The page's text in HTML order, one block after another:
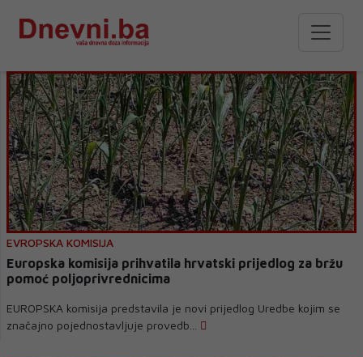
EVROPSKA KOMISIJA
Europska komisija prihvatila hrvatski prijedlog za bržu
pomoć poljoprivrednicima
EUROPSKA komisija predstavila je novi prijedlog Uredbe kojim se
značajno pojednostavljuje provedb...